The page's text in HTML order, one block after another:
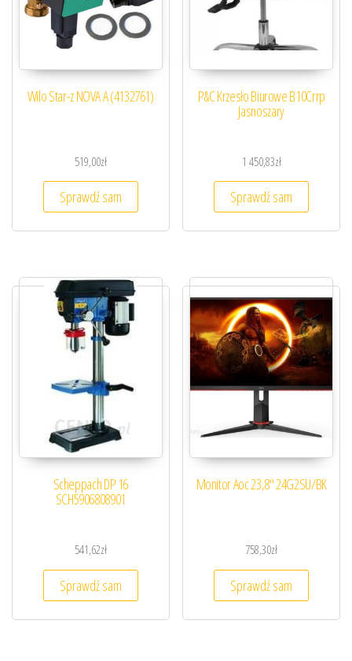
Wilo Star-z NOVA A (4132761)
519,00zł
Sprawdź sam
P&C Krzesło Biurowe B10Crrp
Jasnoszary
1 450,83zł
Sprawdź sam
Scheppach DP 16
SCH5906808901
541,62zł
Sprawdź sam
Monitor Aoc 23,8″ 24G2SU/BK
758,30zł
Sprawdź sam